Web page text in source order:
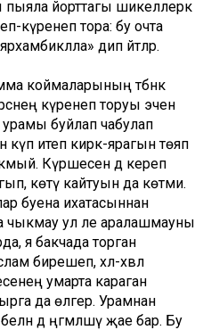
йорттагы шикеллерәк
күренеп тора: бу очта
дип әйтәләр.
коймаларының тәбәнәк
күренеп торуы эчен
буйлап чабулап
күп итеп кирәк-ярагын төяп
Күршесенә дә кереп
көтү кайтуын да көтми.
буена ихатасыннан
ул әле аралашмауны
я бакчада торган
бирешеп, хәл-әхвәл
умарта караган
да өлгерә. Урамнан
дә әңгәмәләшү җае бар. Бу